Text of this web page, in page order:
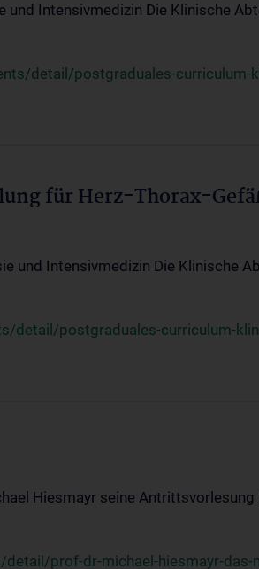
Intensivmedizin Die Klinische
detail/postgraduales-curriculum-
für Herz-Thorax-
und Intensivmedizin Die Klinische
detail/postgraduales-curriculum-
Hiesmayr seine
prof-dr-michael-hiesmayr-das-